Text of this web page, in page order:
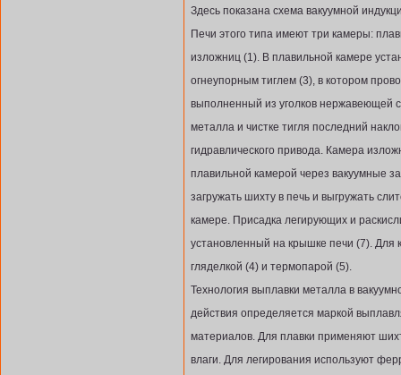
Здесь показана схема вакуумной
Печи этого типа имеют три камеры:
изложниц (1). В плавильной камере
огнеупорным тиглем (3), в котором
выполненный из уголков нержавеющей
металла и чистке тигля последний
гидравлического привода. Камера
плавильной камерой через вакуумные
загружать шихту в печь и выгружать
камере. Присадка легирующих и
установленный на крышке печи (7). Для
гляделкой (4) и термопарой (5).
Технология выплавки металла в
действия определяется маркой
материалов. Для плавки применяют
влаги. Для легирования используют